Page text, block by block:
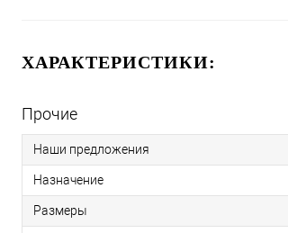
ХАРАКТЕРИСТИКИ:
Прочие
Наши предложения
Назначение
Размеры